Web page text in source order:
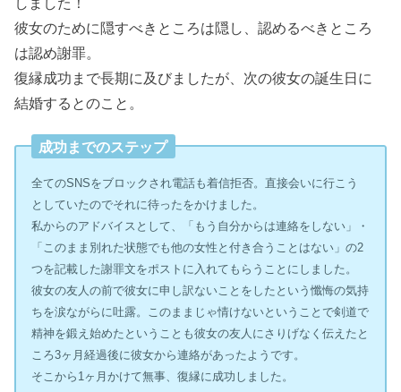
彼女のために隠すべきところは隠し、認めるべきところ
は認め謝罪。
復縁成功まで長期に及びましたが、次の彼女の誕生日に
結婚するとのこと。
成功までのステップ
全てのSNSをブロックされ電話も着信拒否。直接会いに行こう
としていたのでそれに待ったをかけました。
私からのアドバイスとして、「もう自分からは連絡をしない」・
「このまま別れた状態でも他の女性と付き合うことはない」の2
つを記載した謝罪文をポストに入れてもらうことにしました。
彼女の友人の前で彼女に申し訳ないことをしたという懺悔の気持
ちを涙ながらに吐露。このままじゃ情けないということで剣道で
精神を鍛え始めたということも彼女の友人にさりげなく伝えたと
ころ3ヶ月経過後に彼女から連絡があったようです。
そこから1ヶ月かけて無事、復縁に成功しました。